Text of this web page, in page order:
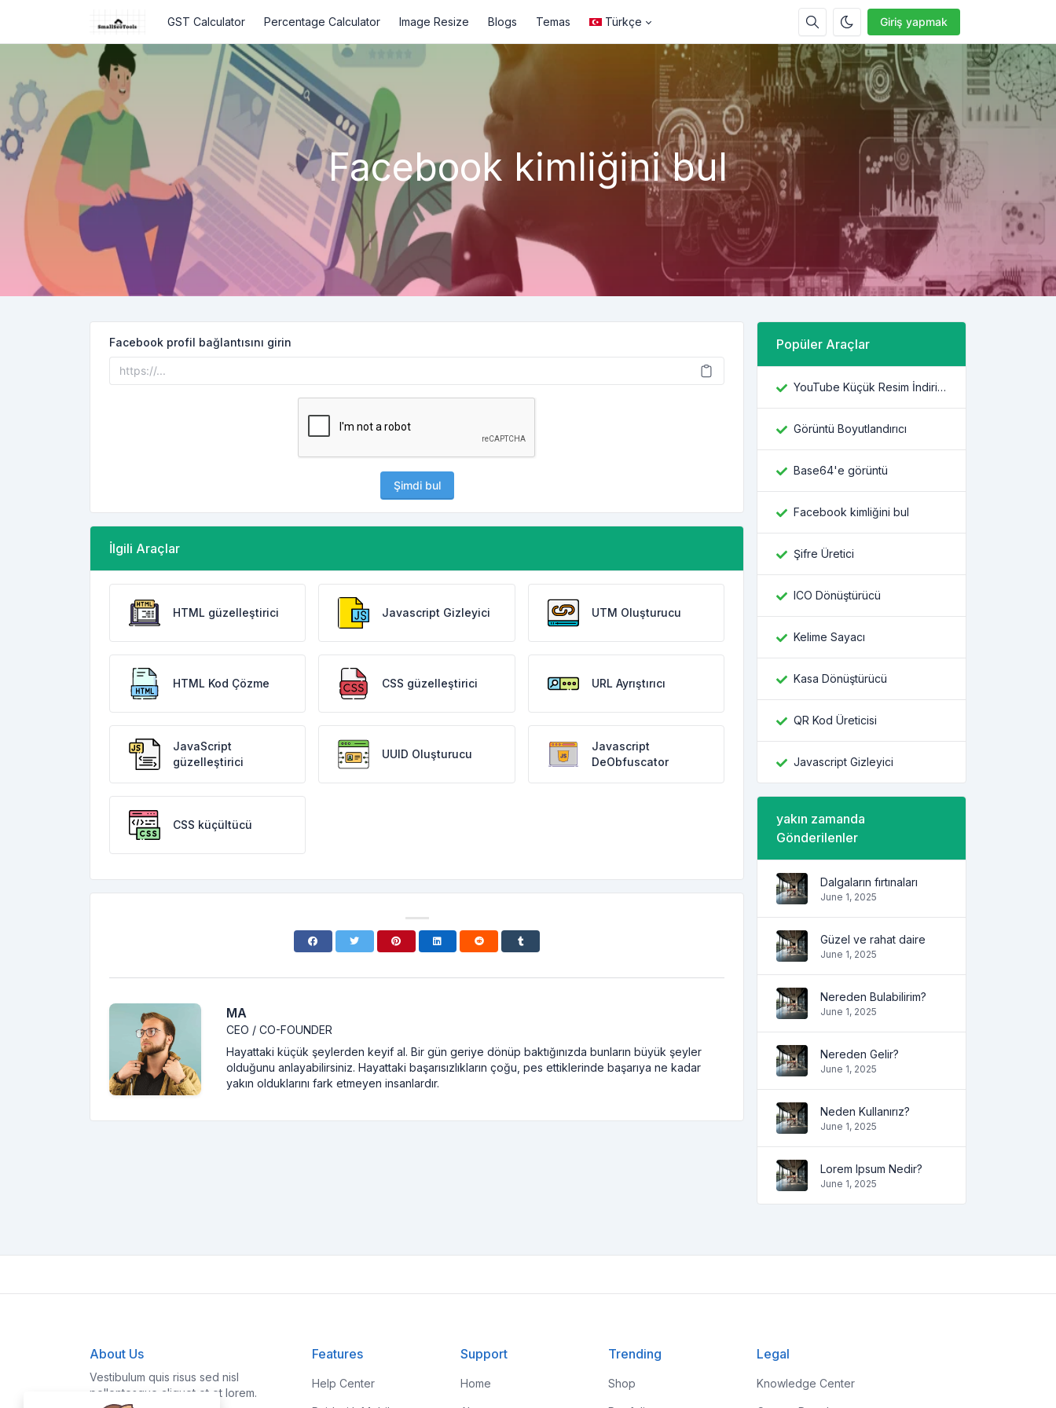
Giriş yapmak
GST Calculator Percentage Calculator Image Resize Blogs Temas Türkçe
Facebook kimliğini bul
Facebook profil bağlantısını girin
Şimdi bul
İlgili Araçlar
HTML güzelleştirici Javascript Gizleyici UTM Oluşturucu
HTML Kod Çözme CSS güzelleştirici URL Ayrıştırıcı
JavaScript
güzelleştirici
UUID Oluşturucu
Javascript
DeObfuscator
CSS küçültücü
MA
CEO / CO-FOUNDER
Hayattaki küçük şeylerden keyif al. Bir gün geriye dönüp baktığınızda bunların büyük şeyler
olduğunu anlayabilirsiniz. Hayattaki başarısızlıkların çoğu, pes ettiklerinde başarıya ne kadar
yakın olduklarını fark etmeyen insanlardır.
Popüler Araçlar
YouTube Küçük Resim İndiricisi
Görüntü Boyutlandırıcı
Base64'e görüntü
Facebook kimliğini bul
Şifre Üretici
ICO Dönüştürücü
Kelime Sayacı
Kasa Dönüştürücü
QR Kod Üreticisi
Javascript Gizleyici
yakın zamanda
Gönderilenler
Dalgaların fırtınaları
June 1, 2025
Güzel ve rahat daire
June 1, 2025
Nereden Bulabilirim?
June 1, 2025
Nereden Gelir?
June 1, 2025
Neden Kullanırız?
June 1, 2025
Lorem Ipsum Nedir?
June 1, 2025
About Us
Vestibulum quis risus sed nisl
pellentesque aliquet et et lorem.
Features
Help Center
Support
Home
Trending
Shop
Legal
Knowledge Center